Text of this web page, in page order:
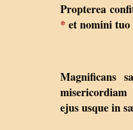
Propterea
* et nomini
Magnificans
ejus usque in